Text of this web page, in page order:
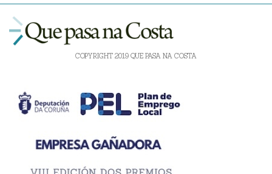
COPYRIGHT 2019 QUE PASA NA COSTA